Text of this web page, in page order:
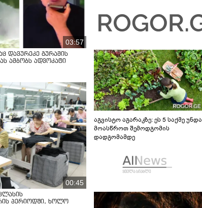
03:57
დავურეკე გურამის
ამბობს ადვოკატი
00:45
პერიოდში, ხოლო
აგვისტო აგარაკზე: ეს 5 საქმე უნდა
მოასწროთ შემოდგომის
დადგომამდე